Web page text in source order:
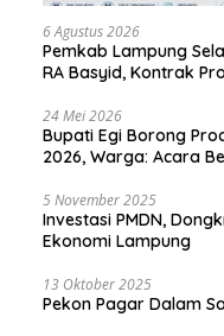
6 Agustus 2026
Pemkab Lampung
RA Basyid, Kontrak
24 Mei 2026
Bupati Egi Borong
2026, Warga: Acara
5 November 2025
Investasi PMDN,
Ekonomi Lampung
13 Oktober 2025
Pekon Pagar Dalam